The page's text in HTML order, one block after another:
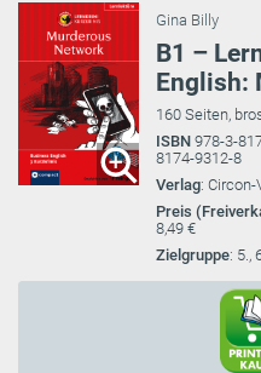
Gina Billy
B1 –
English:
160 Seiten,
ISBN 978-3-
8174-9312-8
Verlag:
Preis
8,49 €
Zielgruppe: 5.,